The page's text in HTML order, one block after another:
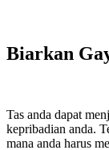
Biarkan
Tas anda dapat
kepribadian anda.
mana anda harus